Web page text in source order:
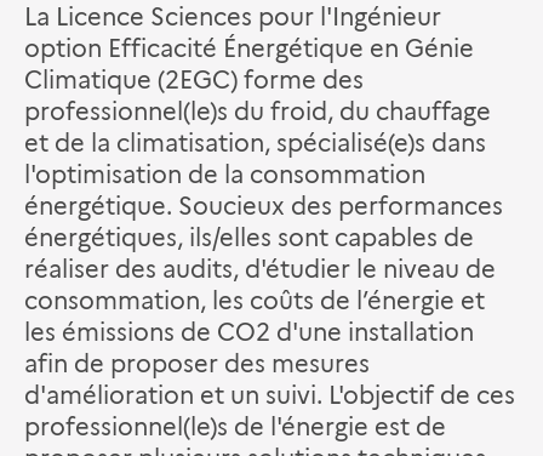
La Licence Sciences pour l'Ingénieur
option Efficacité Énergétique en Génie
Climatique (2EGC) forme des
professionnel(le)s du froid, du chauffage
et de la climatisation, spécialisé(e)s dans
l'optimisation de la consommation
énergétique. Soucieux des performances
énergétiques, ils/elles sont capables de
réaliser des audits, d'étudier le niveau de
consommation, les coûts de l’énergie et
les émissions de CO2 d'une installation
afin de proposer des mesures
d'amélioration et un suivi. L'objectif de ces
professionnel(le)s de l'énergie est de